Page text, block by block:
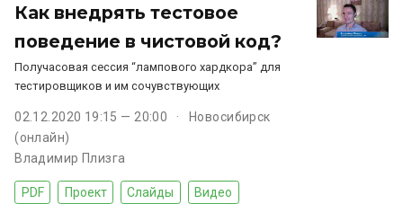
Как внедрять тестовое
поведение в чистовой код?
Получасовая сессия “лампового хардкора” для
тестировщиков и им сочувствующих
02.12.2020 19:15 — 20:00
Новосибирск
(онлайн)
Владимир Плизга
PDF Проект Слайды Видео